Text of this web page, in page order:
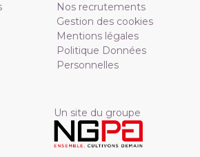
Nos recrutements
Gestion des cookies
Mentions légales
Politique Données
Personnelles
Un site du groupe